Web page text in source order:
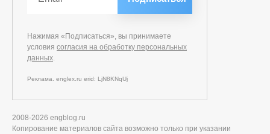
Нажимая «Подписаться», вы принимаете
условия согласия на обработку персональных
данных.
Реклама. englex.ru erid: LjN8KNqUj
2008-2026 engblog.ru
Копирование материалов сайта возможно только при указании